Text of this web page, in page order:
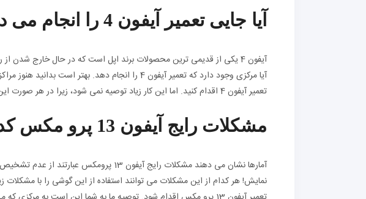
آیا جایی تعمیر آیفون 4 را انجام می دهد؟
آیفون 4 یکی از قدیمی ترین محصولات برند اپل است که در حال خارج
آیا مرکزی وجود دارد که تعمیر آیفون 4 را انجام دهد.
تعمیر آیفون 4 اقدام کنید. اما این کار زیاد توصیه نمی شود، زیرا در هر صورت این گوشی به زودی دیگر قابل استفاده نخواهد بود.
مشکلات رایج آیفون 13 پرو مکس کدامند؟
آمارها نشان می دهند مشکلات رایج آیفون 13
نمایش! هر کدام از این مشکلات می توانند استفاده از این گوشی را با مشکلات